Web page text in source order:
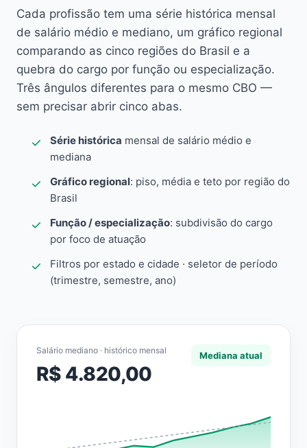
Cada profissão tem uma série histórica mensal
de salário médio e mediano, um gráfico regional
comparando as cinco regiões do Brasil e a
quebra do cargo por função ou especialização.
Três ângulos diferentes para o mesmo CBO —
sem precisar abrir cinco abas.
Série histórica mensal de salário médio e
mediana
Gráfico regional: piso, média e teto por região do
Brasil
Função / especialização: subdivisão do cargo
por foco de atuação
Filtros por estado e cidade · seletor de período
(trimestre, semestre, ano)
Salário mediano · histórico mensal
R$ 4.820,00
Mediana atual